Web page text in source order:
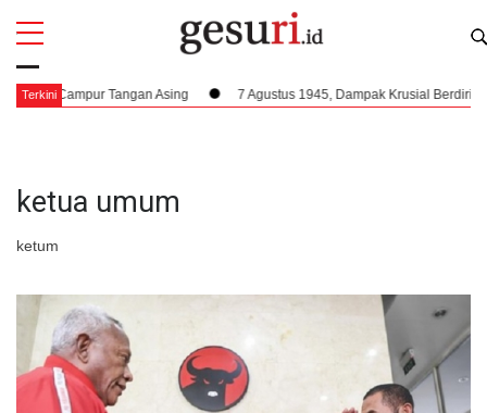
Terkini
Campur Tangan Asing 7 Agustus 1945, Dampak Krusial Berdirinya PPKI
ketua umum
ketum
All